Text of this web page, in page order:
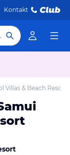
Kontakt
Villas & Beach Resort